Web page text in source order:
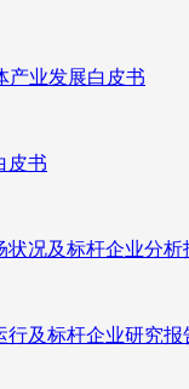
产业发展白皮书
皮书
状况及标杆企业分析
行及标杆企业研究报